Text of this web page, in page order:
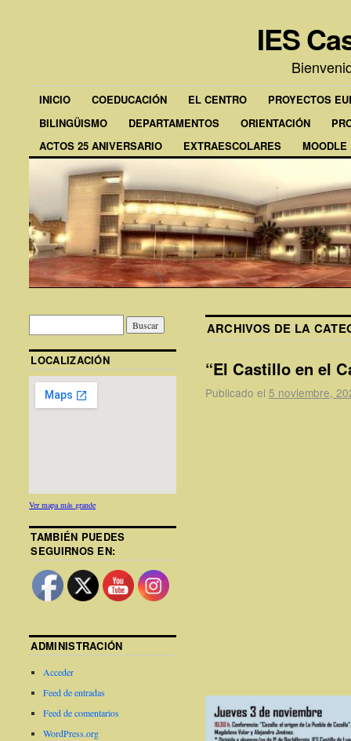
IES
INICIO COEDUCACIÓN EL CENTRO
PROYECTOS
BILINGÜISMO
DEPARTAMENTOS ORIENTACIÓN
ACTOS 25 ANIVERSARIO
EXTRAESCOLARES MOODLE
ARCHIVOS DE LA
“El Castillo en el
Publicado el 5 noviembre,
LOCALIZACIÓN
Ver mapa más grande
TAMBIÉN PUEDES
SEGUIRNOS EN:
ADMINISTRACIÓN
Acceder
Feed de entradas
Feed de comentarios
WordPress.org